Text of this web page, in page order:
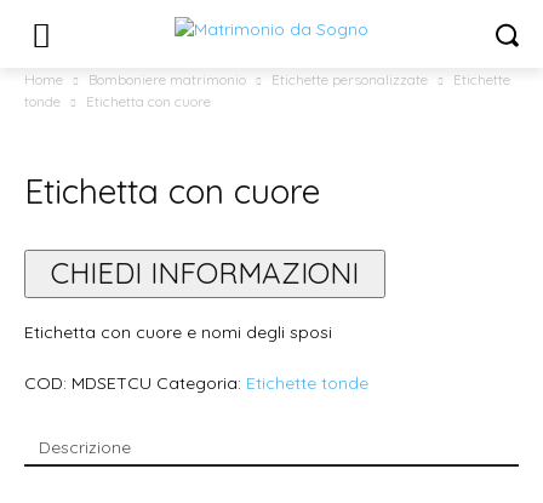
Home Bomboniere matrimonio Etichette personalizzate
Etichette
tonde
Etichetta con cuore
Etichetta con cuore
CHIEDI INFORMAZIONI
Etichetta con cuore e nomi degli sposi
COD: MDSETCU Categoria: Etichette tonde
Descrizione